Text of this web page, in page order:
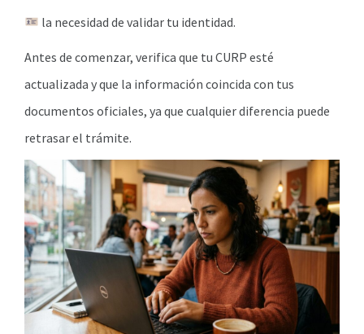
la necesidad de validar tu identidad.
Antes de comenzar, verifica que tu CURP esté
actualizada y que la información coincida con tus
documentos oficiales, ya que cualquier diferencia puede
retrasar el trámite.